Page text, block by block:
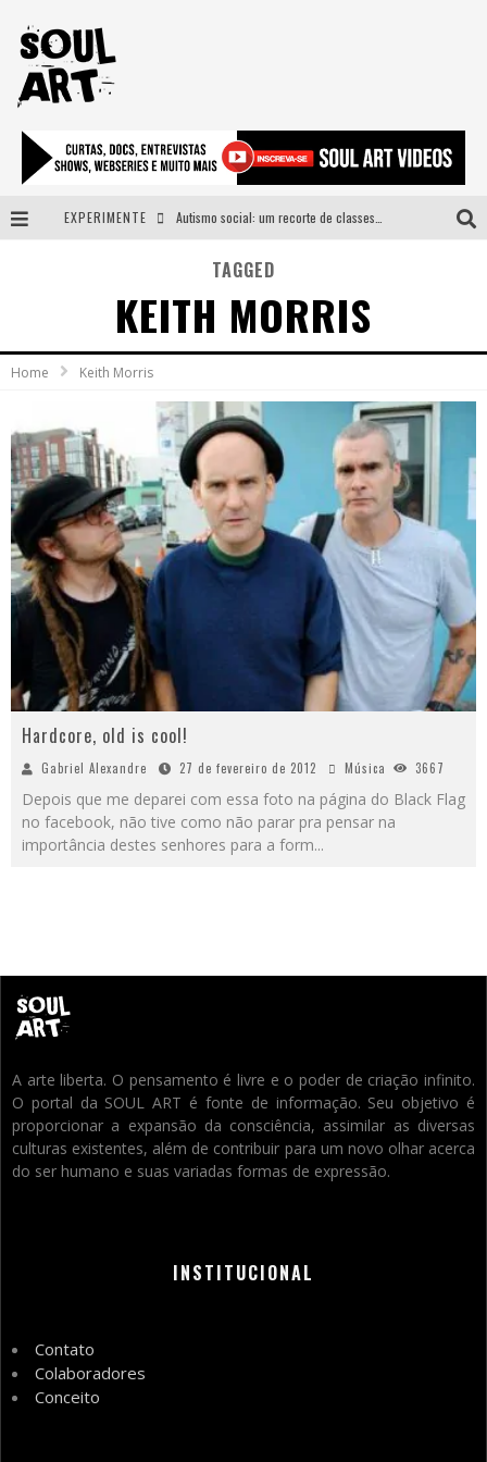
EXPERIMENTE
A subida da rampa é diferente!
Faça o bem! Mas, sem olhar a quem!?
Novo single de Arnaldo Tifu, “De Testa” explora brasilidade em sons, cores e símbolos
TAGGED
KEITH MORRIS
Home Keith Morris
Hardcore, old is cool!
Gabriel Alexandre 27 de fevereiro de 2012 Música 3667
Depois que me deparei com essa foto na página do Black Flag
no facebook, não tive como não parar pra pensar na
importância destes senhores para a form...
A arte liberta. O pensamento é livre e o poder de criação infinito.
O portal da SOUL ART é fonte de informação. Seu objetivo é
proporcionar a expansão da consciência, assimilar as diversas
culturas existentes, além de contribuir para um novo olhar acerca
do ser humano e suas variadas formas de expressão.
INSTITUCIONAL
Contato
Colaboradores
Conceito